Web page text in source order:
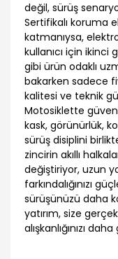
değil, sürüş
Sertifikalı koruma
katmanıysa,
kullanıcı için ikinci
gibi ürün odaklı
bakarken sadece
kalitesi ve teknik
Motosiklette
kask, görünürlük,
sürüş disiplini
zincirin akıllı
değiştiriyor, uzun
farkındalığınızı
sürüşünüzü daha
yatırım, size
alışkanlığınızı